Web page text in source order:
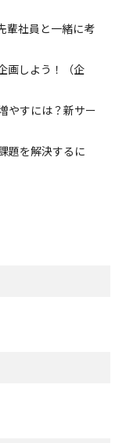
輩社員と一緒に考
画しよう！（企
やすには？新サー
題を解決するに